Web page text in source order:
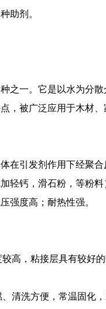
助剂。
一。它是以水为分散
，被广泛应用于木材
引发剂作用下经聚合
轻钙，滑石粉，等粉料
度高；耐热性强。
，粘接层具有较好的
洗方便，常温固化